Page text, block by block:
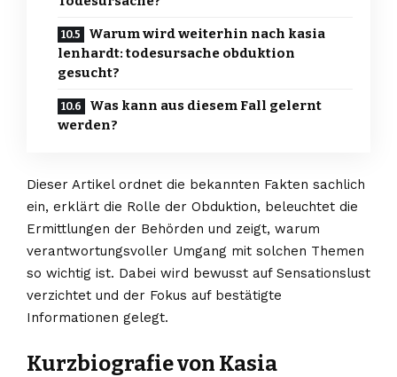
Warum wird weiterhin nach kasia
lenhardt: todesursache obduktion
gesucht?
Was kann aus diesem Fall gelernt
werden?
Dieser Artikel ordnet die bekannten Fakten sachlich
ein, erklärt die Rolle der Obduktion, beleuchtet die
Ermittlungen der Behörden und zeigt, warum
verantwortungsvoller Umgang mit solchen Themen
so wichtig ist. Dabei wird bewusst auf Sensationslust
verzichtet und der Fokus auf bestätigte
Informationen gelegt.
Kurzbiografie von Kasia